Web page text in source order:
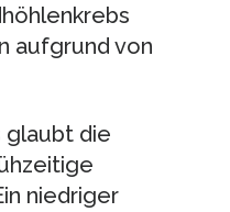
aufgrund von
glaubt die
niedriger